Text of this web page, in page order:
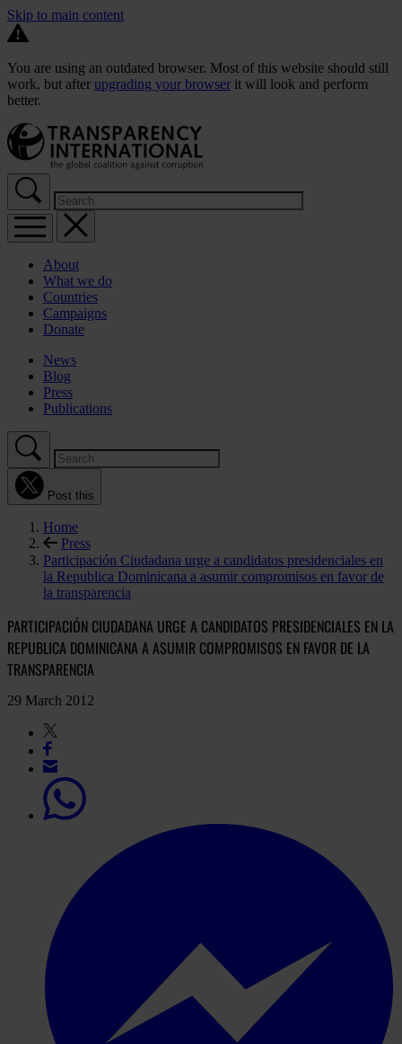
Skip to main content
You are using an outdated browser. Most of this website should still
work, but after upgrading your browser it will look and perform
better.
About
What we do
Countries
Campaigns
Donate
News
Blog
Press
Publications
Post this
Home
Press
Participación Ciudadana urge a candidatos presidenciales en
la Republica Dominicana a asumir compromisos en favor de
la transparencia
PARTICIPACIÓN CIUDADANA URGE A CANDIDATOS PRESIDENCIALES EN LA
REPUBLICA DOMINICANA A ASUMIR COMPROMISOS EN FAVOR DE LA
TRANSPARENCIA
29 March 2012